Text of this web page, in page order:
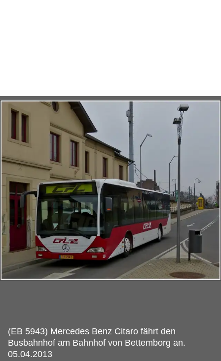
(EB 5943) Mercedes Benz Citaro fährt den
Busbahnhof am Bahnhof von Bettemborg an.
05.04.2013